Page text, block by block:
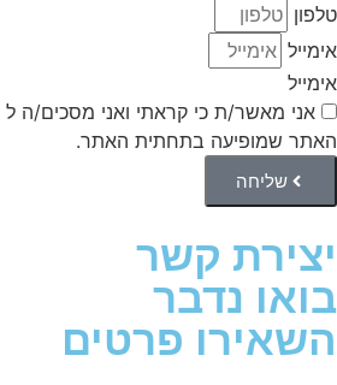
טלפון
אימייל
אימייל
אני מאשר/ת כי קראתי ואני מסכים/ה ל
האתר שמופיעה בתחתית האתר.
שליחה
יצירת קשר
בואו נדבר
השאירו פרטים